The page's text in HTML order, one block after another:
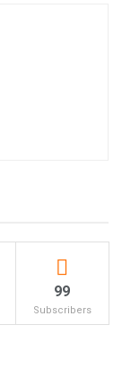
99
Subscribers